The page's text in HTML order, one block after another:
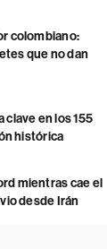
colombiano:
que no dan
en los 155
histórica
mientras cae el
desde Irán